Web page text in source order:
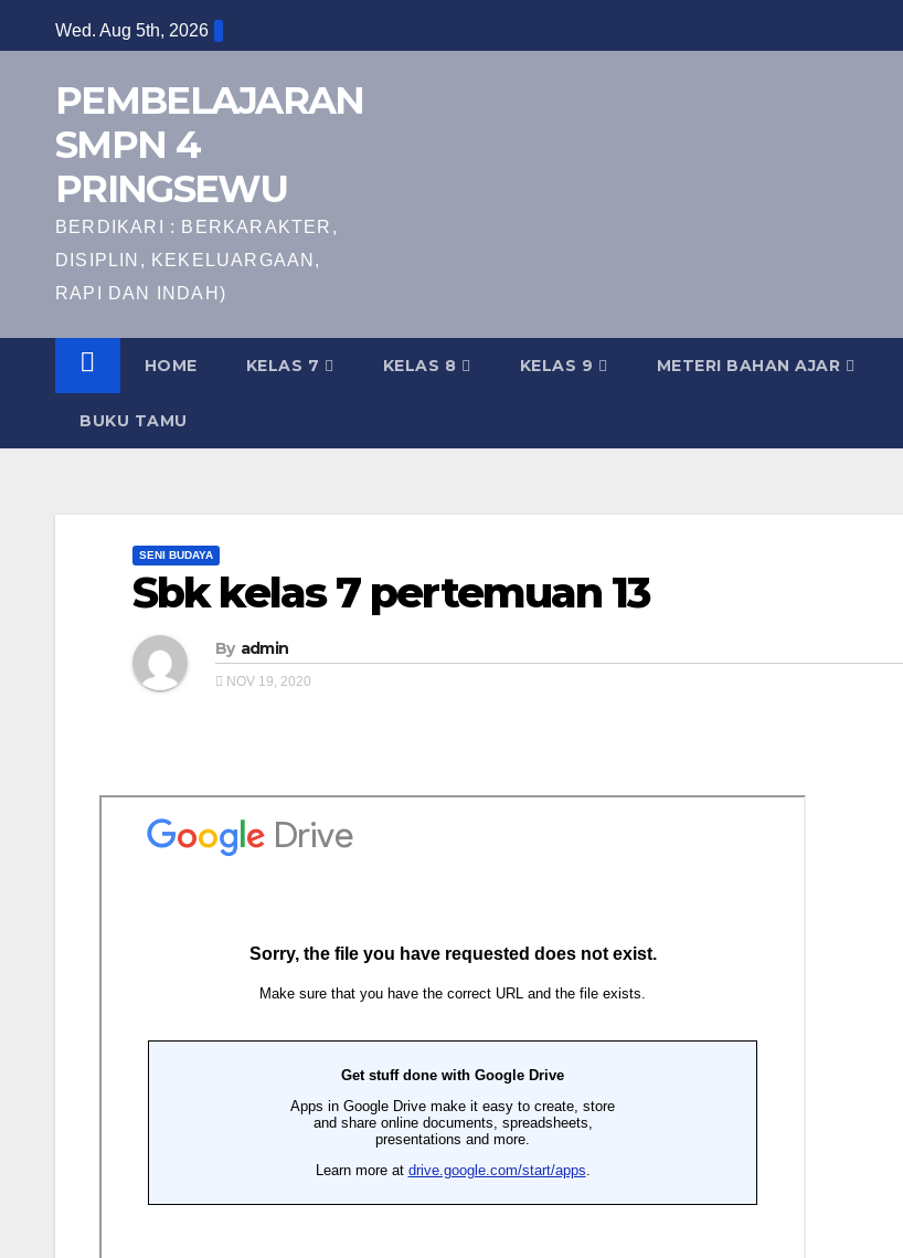
to
Wed. Aug 5th, 2026
PEMBELAJARAN
SMPN 4
PRINGSEWU
BERDIKARI : BERKARAKTER,
DISIPLIN, KEKELUARGAAN,
RAPI DAN INDAH)
HOME KELAS 7 KELAS 8 KELAS 9 METERI BAHAN AJAR
BUKU TAMU
SENI BUDAYA
Sbk kelas 7 pertemuan 13
By admin
NOV 19, 2020